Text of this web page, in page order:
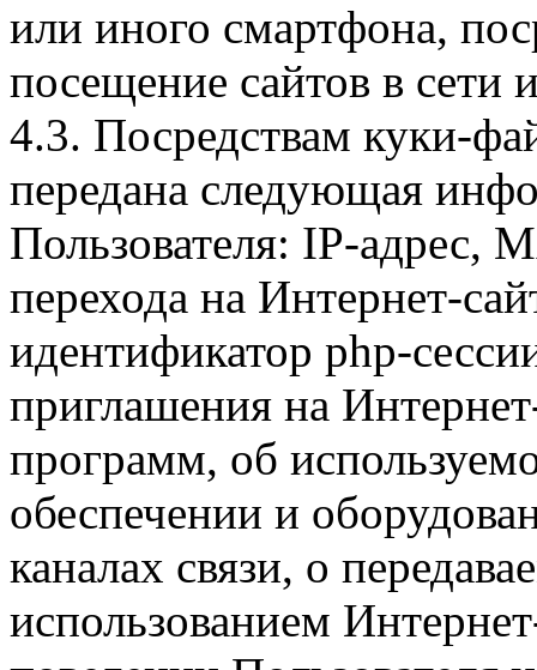
или иного смартфона,
посещение сайтов в сети
4.3. Посредствам куки-
передана следующая
Пользователя: IP-адрес,
перехода на Интернет-
идентификатор php-
приглашения на
программ, об
обеспечении и
каналах связи, о
использованием